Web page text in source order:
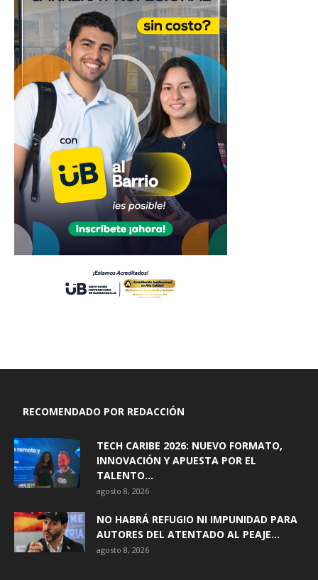
RECOMENDADO POR REDACCIÓN
TECH CARIBE 2026: NUEVO FORMATO,
INNOVACIÓN Y APUESTA POR EL
TALENTO...
agosto 8, 2026
NO HABRÁ REFUGIO NI IMPUNIDAD PARA
AUTORES DEL ATENTADO AL PEAJE...
agosto 8, 2026